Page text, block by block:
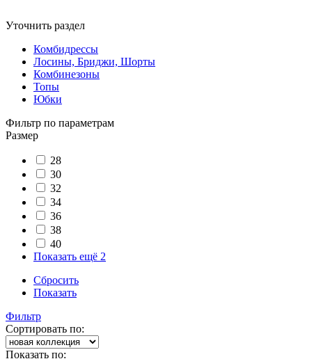
Уточнить раздел
Комбидрессы
Лосины, Бриджи, Шорты
Комбинезоны
Топы
Юбки
Фильтр по параметрам
Размер
28
30
32
34
36
38
40
Показать ещё 2
Сбросить
Показать
Фильтр
Сортировать по:
Показать по: